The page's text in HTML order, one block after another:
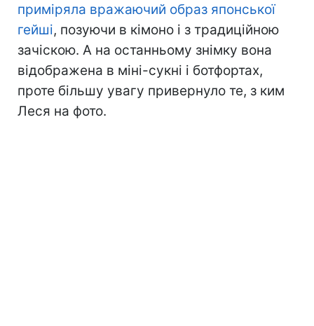
приміряла вражаючий образ японської
гейші, позуючи в кімоно і з традиційною
зачіскою. А на останньому знімку вона
відображена в міні-сукні і ботфортах,
проте більшу увагу привернуло те, з ким
Леся на фото.